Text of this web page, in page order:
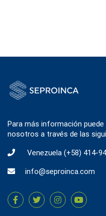
Para más información
nosotros a través de las
Venezuela (+58) 414-
info@seproinca.com